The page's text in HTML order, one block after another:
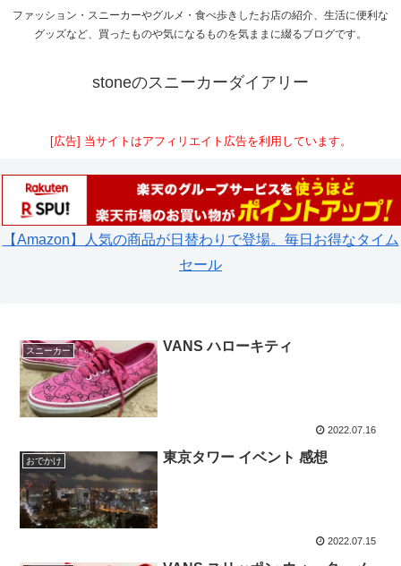
ファッション・スニーカーやグルメ・食べ歩きしたお店の紹介、生活に便利な
グッズなど、買ったものや気になるものを気ままに綴るブログです。
stoneのスニーカーダイアリー
[広告] 当サイトはアフィリエイト広告を利用しています。
【Amazon】人気の商品が日替わりで登場。毎日お得なタイム
セール
スニーカー VANS ハローキティ
2022.07.16
おでかけ 東京タワー イベント 感想
2022.07.15